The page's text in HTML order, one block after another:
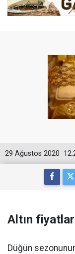
29 Ağustos 2020
Altın
Düğün